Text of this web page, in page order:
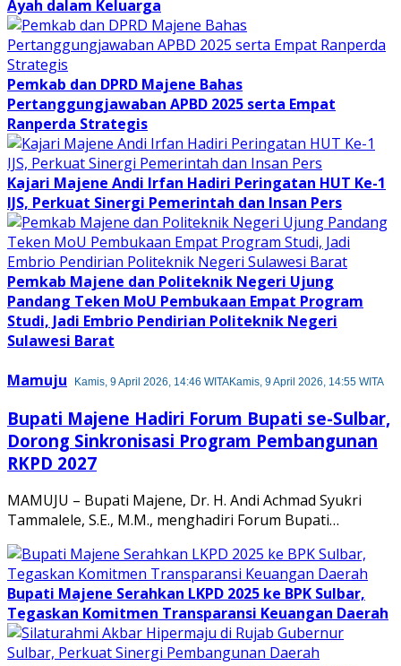
Ayah dalam Keluarga
Pemkab dan DPRD Majene Bahas
Pertanggungjawaban APBD 2025 serta Empat
Ranperda Strategis
Kajari Majene Andi Irfan Hadiri Peringatan HUT Ke-1
IJS, Perkuat Sinergi Pemerintah dan Insan Pers
Pemkab Majene dan Politeknik Negeri Ujung
Pandang Teken MoU Pembukaan Empat Program
Studi, Jadi Embrio Pendirian Politeknik Negeri
Sulawesi Barat
Mamuju
Kamis, 9 April 2026, 14:46 WITAKamis, 9 April 2026, 14:55 WITA
Bupati Majene Hadiri Forum Bupati se-Sulbar,
Dorong Sinkronisasi Program Pembangunan
RKPD 2027
MAMUJU – Bupati Majene, Dr. H. Andi Achmad Syukri
Tammalele, S.E., M.M., menghadiri Forum Bupati…
Bupati Majene Serahkan LKPD 2025 ke BPK Sulbar,
Tegaskan Komitmen Transparansi Keuangan Daerah